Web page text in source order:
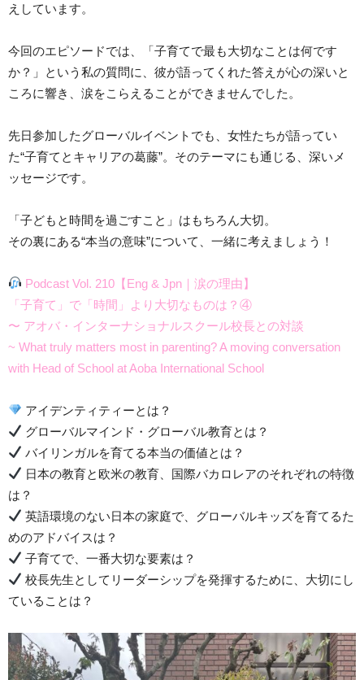
えしています。
今回のエピソードでは、「子育てで最も大切なことは何です
か？」という私の質問に、彼が語ってくれた答えが心の深いと
ころに響き、涙をこらえることができませんでした。
先日参加したグローバルイベントでも、女性たちが語ってい
た“子育てとキャリアの葛藤”。そのテーマにも通じる、深いメ
ッセージです。
「子どもと時間を過ごすこと」はもちろん大切。
その裏にある“本当の意味”について、一緒に考えましょう！
Podcast Vol. 210【Eng & Jpn｜涙の理由】
「子育て」で「時間」より大切なものは？④
〜 アオバ・インターナショナルスクール校長との対談
~ What truly matters most in parenting? A moving conversation
with Head of School at Aoba International School
アイデンティティーとは？
グローバルマインド・グローバル教育とは？
バイリンガルを育てる本当の価値とは？
日本の教育と欧米の教育、国際バカロレアのそれぞれの特徴
は？
英語環境のない日本の家庭で、グローバルキッズを育てるた
めのアドバイスは？
子育てで、一番大切な要素は？
校長先生としてリーダーシップを発揮するために、大切にし
ていることは？